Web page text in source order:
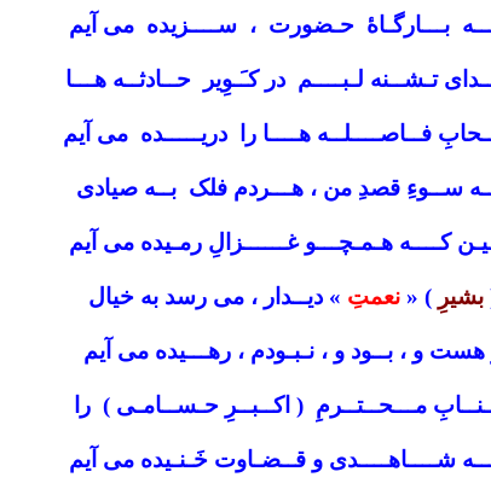
بـــارگـاۀ حـضورت ، ســــزیده می آیم
تـشــنه لـبــــم در کـَـوِیر حــادثــه هـــا
فــاصــــلــه هــــا را دریـــــده می آیم
ســوءِ قصدِ من ، هـــردم فلک بــه صیادی
کــــه هـمـچـــو غــــــزالِ رمـیده می آیم
بشیرِ ) « نعمتِ » دیــدار ، می رسد به خیال
هست و ، بــود و ، نـبـودم ، رهـــیده می آیم
مـــحــتــرمِ ( اکــبــرِ حـســامـی ) را
شــــاهــــدی و قــضـاوت خَـنـیده می آیم